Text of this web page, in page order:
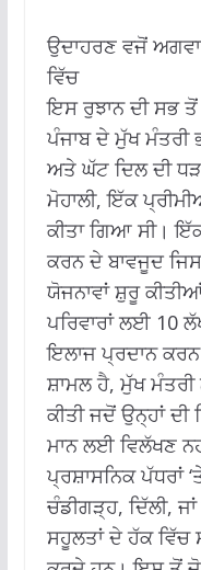
ਉਦਾਹਰਣ ਵਜੋਂ
ਵਿੱਚ
ਇਸ ਰੁਝਾਨ ਦੀ ਸਭ
ਪੰਜਾਬ ਦੇ ਮੁੱਖ ਮੰਤਰੀ
ਅਤੇ ਘੱਟ ਦਿਲ ਦੀ
ਮੋਹਾਲੀ, ਇੱਕ
ਕੀਤਾ ਗਿਆ ਸੀ।
ਕਰਨ ਦੇ ਬਾਵਜੂਦ
ਯੋਜਨਾਵਾਂ ਸ਼ੁਰੂ
ਪਰਿਵਾਰਾਂ ਲਈ 10
ਇਲਾਜ ਪ੍ਰਦਾਨ ਕਰਨ
ਸ਼ਾਮਲ ਹੈ, ਮੁੱਖ ਮੰਤਰੀ
ਕੀਤੀ ਜਦੋਂ ਉਨ੍ਹਾਂ
ਮਾਨ ਲਈ ਵਿਲੱਖਣ
ਪ੍ਰਸ਼ਾਸਨਿਕ ਪੱਧਰਾਂ
ਚੰਡੀਗੜ੍ਹ, ਦਿੱਲੀ,
ਸਹੂਲਤਾਂ ਦੇ ਹੱਕ ਵਿੱਚ